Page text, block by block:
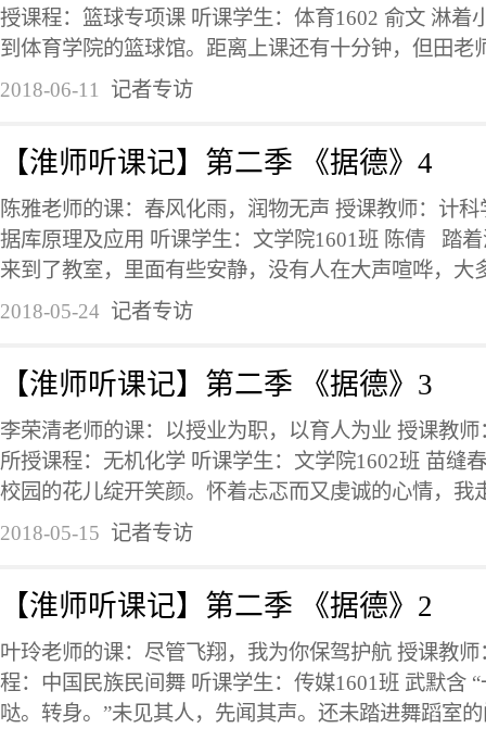
授课程：篮球专项课 听课学生：体育1602 俞文 淋着
到体育学院的篮球馆。距离上课还有十分钟，但田老
2018-06-11
记者专访
【淮师听课记】第二季 《据德》4
陈雅老师的课：春风化雨，润物无声 授课教师：计
据库原理及应用 听课学生：文学院1601班 陈倩 ‍ ‍ 踏
来到了教室，里面有些安静，没有人在大声喧哗，大
2018-05-24 记者专访
【淮师听课记】第二季 《据德》3
李荣清老师的课：以授业为职，以育人为业 授课教
所授课程：无机化学 听课学生：文学院1602班 苗缝
校园的花儿绽开笑颜。怀着忐忑而又虔诚的心情，我
2018-05-15 记者专访
【淮师听课记】第二季 《据德》2
叶玲老师的课：尽管飞翔，我为你保驾护航 授课教
程：中国民族民间舞 听课学生：传媒1601班 武默含
哒。转身。”未见其人，先闻其声。还未踏进舞蹈室